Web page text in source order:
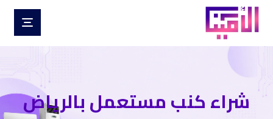
شراء كنب مستعمل بالرياض